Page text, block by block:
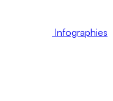
Infographies